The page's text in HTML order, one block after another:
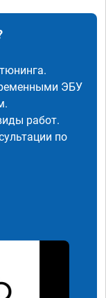
ЭБУ
работ.
по